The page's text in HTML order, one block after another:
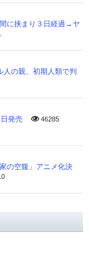
に挟まり３日経過→ヤ
人の親、初期人類で判
発売 46285
の空腹」アニメ化決